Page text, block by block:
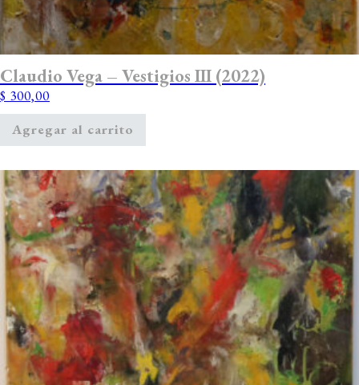
Claudio Vega – Vestigios III (2022)
$ 300,00
Agregar al carrito